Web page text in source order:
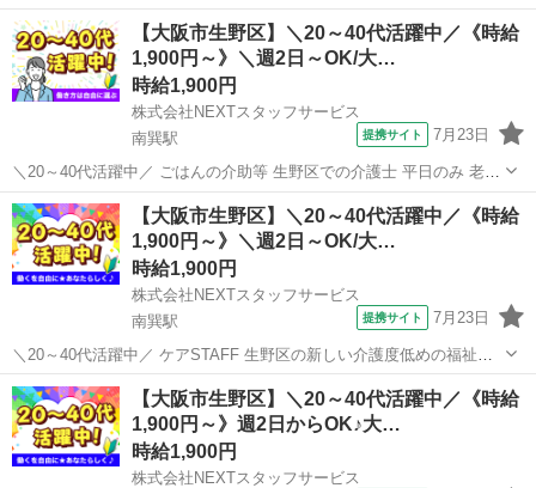
OK&子育て世代歓迎✨* *✅20～50代の主婦(夫)さん多数活躍中* *✅久し
ぶりの職場復帰もサポートします◎* *✅日勤のみ/週2日～OK* ...
大阪 大阪市 南巽駅 介護
【大阪市生野区】＼20～40代活躍中／《時給
1,900円～》＼週2日～OK/大…
時給1,900円
株式会社NEXTスタッフサービス
南巽駅
提携サイト 7月23日
＼20～40代活躍中／ ごはんの介助等 生野区での介護士 平日のみ 老健
*/* *週2日からOK!ワークライフバランスが取りやすい環境* *＼* 利用
者さんが安心して過ごせるよう、お手伝いをお願いします。 具体的
に...
大阪 大阪市 南巽駅 介護
【大阪市生野区】＼20～40代活躍中／《時給
1,900円～》＼週2日～OK/大…
時給1,900円
株式会社NEXTスタッフサービス
南巽駅
提携サイト 7月23日
＼20～40代活躍中／ ケアSTAFF 生野区の新しい介護度低めの福祉施
設 *✨ブランクOK&柔軟シフトで働きやすい✨* *明るく清潔な施設で、
笑顔あふれるお仕事♪* *「おかえりなさい」と迎えてくれる温かい雰囲
気の中で...
大阪 大阪市 南巽駅 介護
【大阪市生野区】＼20～40代活躍中／《時給
1,900円～》週2日からOK♪大…
時給1,900円
株式会社NEXTスタッフサービス